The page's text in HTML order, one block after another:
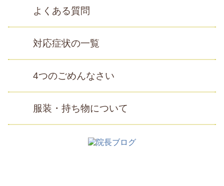
よくある質問
対応症状の一覧
4つのごめんなさい
服装・持ち物について